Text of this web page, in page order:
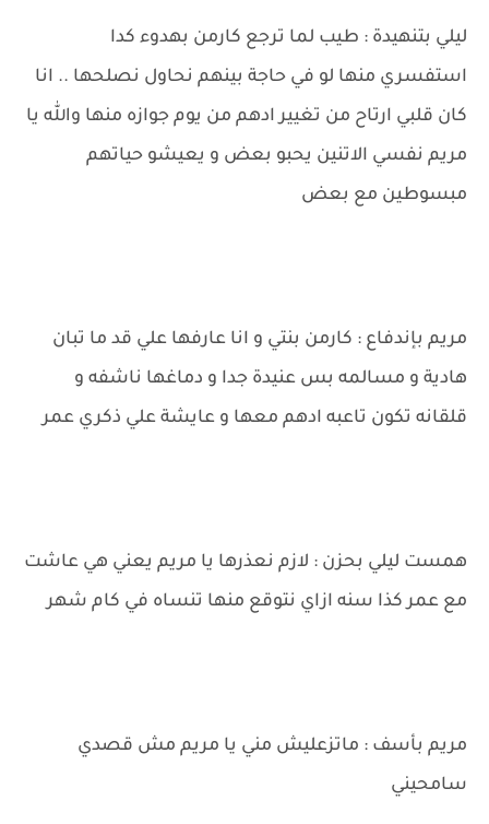
ليلي بتنهيدة : طيب لما ترجع كارمن بهدوء كدا
استفسري منها لو في حاجة بينهم نحاول نصلحها .. انا
كان قلبي ارتاح من تغيير ادهم من يوم جوازه منها والله يا
مريم نفسي الاتنين يحبو بعض و يعيشو حياتهم
مبسوطين مع بعض
مريم بإندفاع : كارمن بنتي و انا عارفها علي قد ما تبان
هادية و مسالمه بس عنيدة جدا و دماغها ناشفه و
قلقانه تكون تاعبه ادهم معها و عايشة علي ذكري عمر
همست ليلي بحزن : لازم نعذرها يا مريم يعني هي عاشت
مع عمر كذا سنه ازاي نتوقع منها تنساه في كام شهر
مريم بأسف : ماتزعليش مني يا مريم مش قصدي
سامحيني